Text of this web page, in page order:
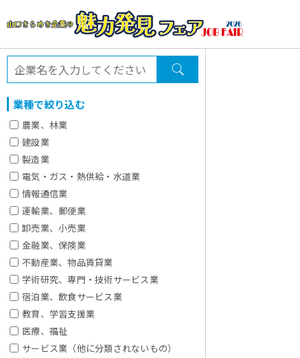
業種で絞り込む
農業、林業
建設業
製造業
電気・ガス・熱供給・水道業
情報通信業
運輸業、郵便業
卸売業、小売業
金融業、保険業
不動産業、物品賃貸業
学術研究、専門・技術サービス業
宿泊業、飲食サービス業
教育、学習支援業
医療、福祉
サービス業（他に分類されないもの）